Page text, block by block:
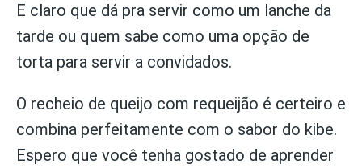
E claro que dá pra servir como um lanche da
tarde ou quem sabe como uma opção de
torta para servir a convidados.
O recheio de queijo com requeijão é certeiro e
combina perfeitamente com o sabor do kibe.
Espero que você tenha gostado de aprender